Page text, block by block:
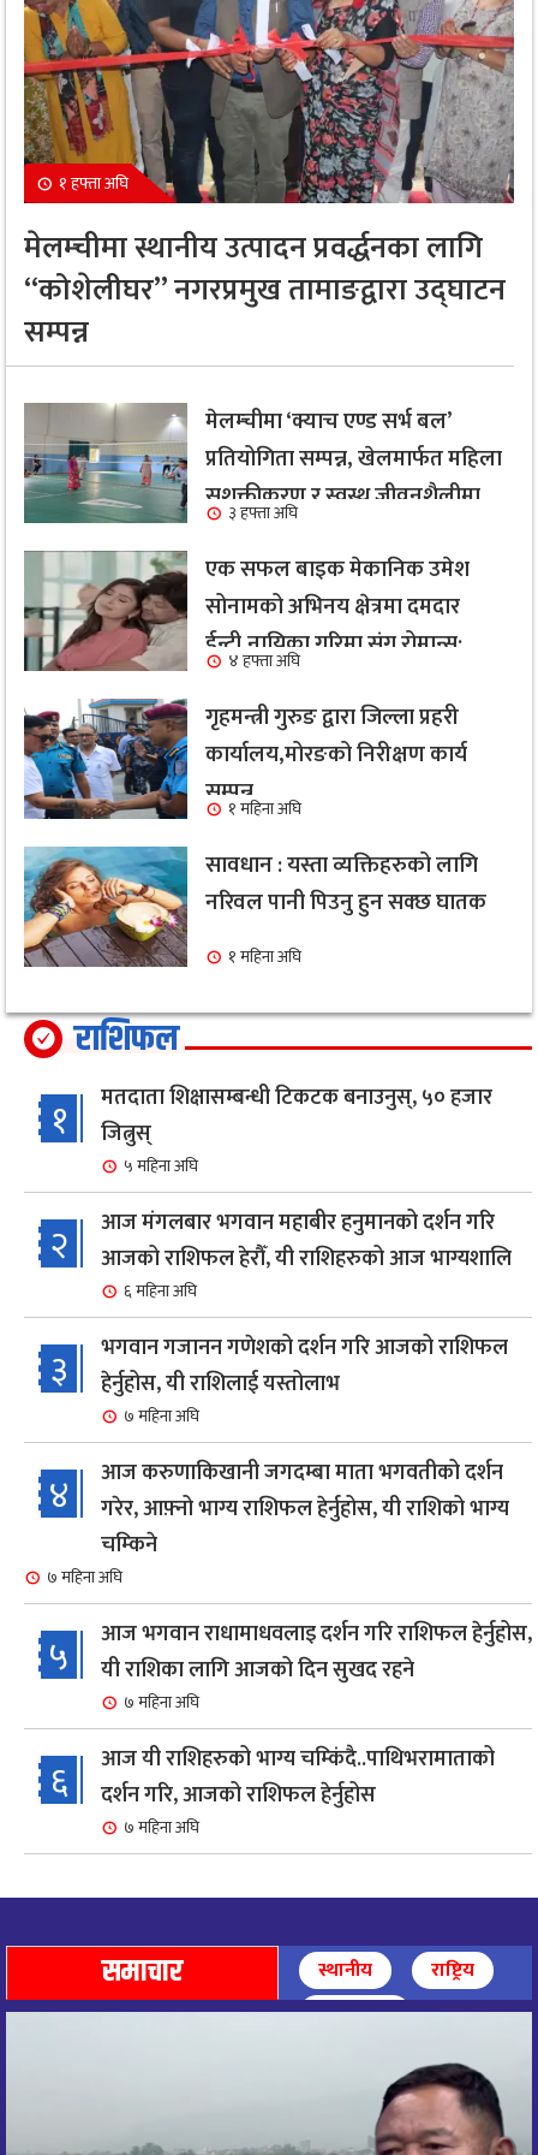
१ हफ्ता अघि
मेलम्चीमा स्थानीय उत्पादन प्रवर्द्धनका लागि
“कोशेलीघर” नगरप्रमुख तामाङद्वारा उद्घाटन
सम्पन्न
मेलम्चीमा ‘क्याच एण्ड सर्भ बल’
प्रतियोगिता सम्पन्न, खेलमार्फत महिला
सशक्तीकरण र स्वस्थ जीवनशैलीमा
जोड
३ हफ्ता अघि
एक सफल बाइक मेकानिक उमेश
सोनामको अभिनय क्षेत्रमा दमदार
ईन्ट्री,नायिका गरिमा संग रोमान्स:
हेर्नुहोस भिडियो ।
४ हफ्ता अघि
गृहमन्त्री गुरुङ द्वारा जिल्ला प्रहरी
कार्यालय,मोरङको निरीक्षण कार्य
सम्पन्न१ महिना अघि
सावधान : यस्ता व्यक्तिहरुको लागि
नरिवल पानी पिउनु हुन सक्छ घातक
१ महिना अघि
राशिफल
१
मतदाता शिक्षासम्बन्धी टिकटक बनाउनुस्, ५० हजार
जित्नुस्
५ महिना अघि
२
आज मंगलबार भगवान महाबीर हनुमानको दर्शन गरि
आजको राशिफल हेरौँ, यी राशिहरुको आज भाग्यशालि
६ महिना अघि
३
भगवान गजानन गणेशको दर्शन गरि आजको राशिफल
हेर्नुहोस, यी राशिलाई यस्तोलाभ
७ महिना अघि
४
आज करुणाकिखानी जगदम्बा माता भगवतीको दर्शन
गरेर, आफ़्नो भाग्य राशिफल हेर्नुहोस, यी राशिको भाग्य
चम्किने
७ महिना अघि
५
आज भगवान राधामाधवलाइ दर्शन गरि राशिफल हेर्नुहोस,
यी राशिका लागि आजको दिन सुखद रहने
७ महिना अघि
६
आज यी राशिहरुको भाग्य चम्किंदै..पाथिभरामाताको
दर्शन गरि, आजको राशिफल हेर्नुहोस
७ महिना अघि
७
८ महिना अघि
८
आज पाथिभारा माताको दर्शन गरि, दिनको सुरुवात गर्दै,
आज माताभगवती जगज्जननी पाथिभरादेवीको दर्शन गरि
समाचार स्थानीय
राष्ट्रिय
अन्तर्राष्ट्रिय